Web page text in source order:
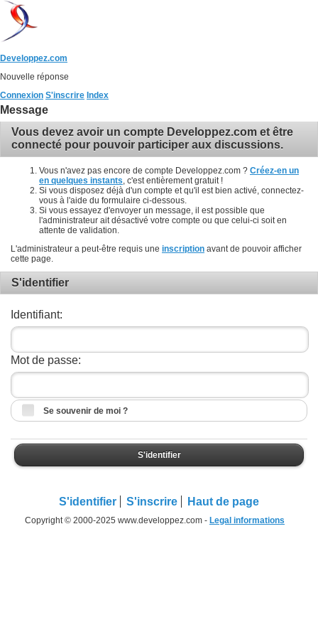
Developpez.com
Nouvelle réponse
Connexion S'inscrire Index
Message
Vous devez avoir un compte Developpez.com et être
connecté pour pouvoir participer aux discussions.
Vous n'avez pas encore de compte Developpez.com ? Créez-en un
en quelques instants , c'est entièrement gratuit !
Si vous disposez déjà d'un compte et qu'il est bien activé, connectez-
vous à l'aide du formulaire ci-dessous.
Si vous essayez d'envoyer un message, il est possible que
l'administrateur ait désactivé votre compte ou que celui-ci soit en
attente de validation.
L'administrateur a peut-être requis une inscription avant de pouvoir afficher
cette page.
S'identifier
Identifiant:
Mot de passe:
Se souvenir de moi ?
S'identifier
S'identifier S'inscrire Haut de page
Copyright © 2000-2025 www.developpez.com - Legal informations